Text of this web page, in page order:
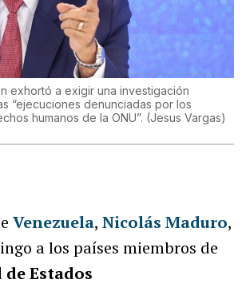
exhortó a exigir una investigación
“ejecuciones denunciadas por los
humanos de la ONU”. (Jesus Vargas)
Venezuela, Nicolás Maduro,
a los países miembros de
Estados